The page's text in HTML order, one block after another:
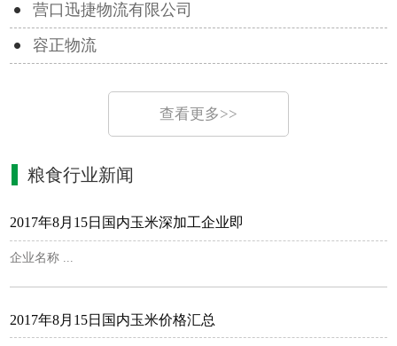
营口迅捷物流有限公司
容正物流
查看更多>>
粮食行业新闻
2017年8月15日国内玉米深加工企业即
企业名称 ...
2017年8月15日国内玉米价格汇总